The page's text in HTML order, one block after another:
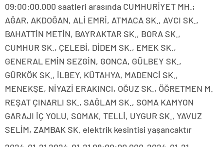
09:00:00.000 saatleri arasında CUMHURİYET MH.;
AĞAR, AKDOĞAN, ALİ EMRİ, ATMACA SK., AVCI SK.,
BAHATTİN METİN, BAYRAKTAR SK., BORA SK.,
CUMHUR SK., ÇELEBİ, DİDEM SK., EMEK SK.,
GENERAL EMİN SEZGİN, GONCA, GÜLBEY SK.,
GÜRKÖK SK., İLBEY, KÜTAHYA, MADENCİ SK.,
MENEKŞE, NİYAZİ ERAKINCI, OĞUZ SK., ÖĞRETMEN M.
REŞAT ÇINARLI SK., SAĞLAM SK., SOMA KAMYON
GARAJI İÇ YOLU, SOMAK, TELLİ, UYGUR SK., YAVUZ
SELİM, ZAMBAK SK. elektrik kesintisi yaşancaktır